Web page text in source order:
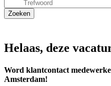
Helaas, deze
Word klantcontact
Amsterdam!